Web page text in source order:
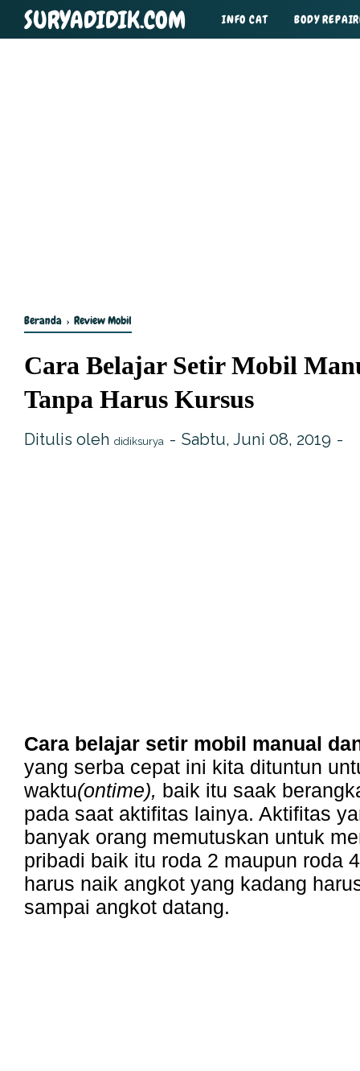
SURYADIDIK.COM INFO CAT BODY
Beranda › Review Mobil
Cara Belajar Setir Mobil
Tanpa Harus Kursus
Ditulis oleh didiksurya Sabtu, Juni 08, 2019
Cara belajar setir mobil manual
yang serba cepat ini kita dituntun
waktu(ontime), baik itu saak
pada saat aktifitas lainya. Aktifitas
banyak orang memutuskan untuk
pribadi baik itu roda 2 maupun roda
harus naik angkot yang kadang
sampai angkot datang.